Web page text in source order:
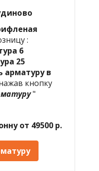
:
6
25
арматуру в
кнопку
"
от 49500 р.